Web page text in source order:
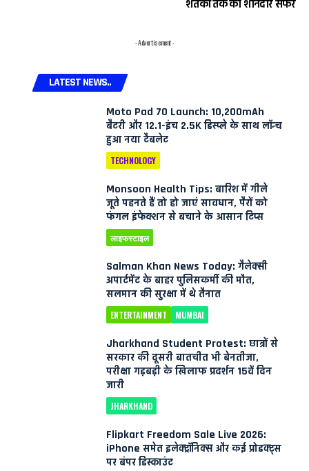
शतकों तक का शानदार सफर
- Advertisement -
LATEST NEWS..
Moto Pad 70 Launch: 10,200mAh
बैटरी और 12.1-इंच 2.5K डिस्प्ले के साथ लॉन्च
हुआ नया टैबलेट
TECHNOLOGY
Monsoon Health Tips: बारिश में गीले
जूते पहनते हैं तो हो जाएं सावधान, पैरों को
फंगल इंफेक्शन से बचाने के आसान टिप्स
लाइफस्टाइल
Salman Khan News Today: गैलेक्सी
अपार्टमेंट के बाहर पुलिसकर्मी की मौत,
सलमान की सुरक्षा में थे तैनात
ENTERTAINMENT MUMBAI
Jharkhand Student Protest: छात्रों से
सरकार की दूसरी बातचीत भी बेनतीजा,
परीक्षा गड़बड़ी के खिलाफ प्रदर्शन 15वें दिन
जारी
JHARKHAND
Flipkart Freedom Sale Live 2026:
iPhone समेत इलेक्ट्रॉनिक्स और कई प्रोडक्ट्स
पर बंपर डिस्काउंट